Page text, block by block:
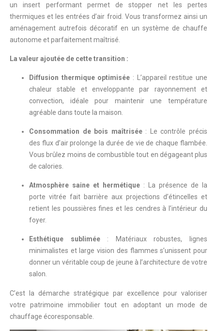
un insert performant permet de stopper net les pertes
thermiques et les entrées d’air froid. Vous transformez ainsi un
aménagement autrefois décoratif en un système de chauffe
autonome et parfaitement maîtrisé.
La valeur ajoutée de cette transition :
Diffusion thermique optimisée : L’appareil restitue une
chaleur stable et enveloppante par rayonnement et
convection, idéale pour maintenir une température
agréable dans toute la maison.
Consommation de bois maîtrisée: Le contrôle précis
des flux d’air prolonge la durée de vie de chaque flambée.
Vous brûlez moins de combustible tout en dégageant plus
de calories.
Atmosphère saine et hermétique : La présence de la
porte vitrée fait barrière aux projections d’étincelles et
retient les poussières fines et les cendres à l’intérieur du
foyer.
Esthétique sublimée: Matériaux robustes, lignes
minimalistes et large vision des flammes s’unissent pour
donner un véritable coup de jeune à l’architecture de votre
salon.
C’est la démarche stratégique par excellence pour valoriser
votre patrimoine immobilier tout en adoptant un mode de
chauffage écoresponsable.